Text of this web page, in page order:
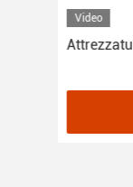
Video